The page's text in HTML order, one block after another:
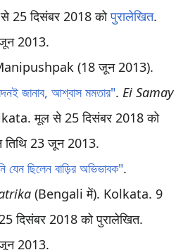
25 दिसंबर 2018 कोपुरालेखित.
2013.
(18 जून 2013).
জানাব, আশ্বাস মমতার". Ei Samay
मूल से 25 दिसंबर 2018 को
तिथि 23 जून 2013.
যেন ছিলেন বাড়ির অভিভাবক".
(Bengali में). Kolkata. 9
दिसंबर 2018 को पुरालेखित.
2013.